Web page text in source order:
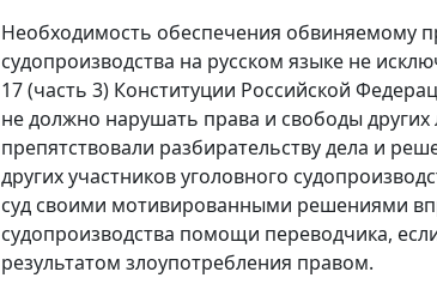
Необходимость обеспечения обвиняемому
судопроизводства на русском языке не
17 (часть 3) Конституции Российской
не должно нарушать права и свободы
препятствовали разбирательству дела и
других участников уголовного
суд своими мотивированными решениями
судопроизводства помощи переводчика,
результатом злоупотребления правом.